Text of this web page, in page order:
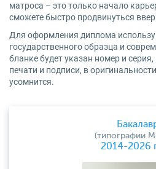
матроса – это только начало
сможете быстро продвинуться
Для оформления диплома
государственного образца и
бланке будет указан номер и
печати и подписи, в
усомнится.
(типографии
2014-2026